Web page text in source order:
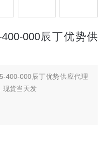
000辰丁优势供
400-000辰丁优势供应代理
现货当天发